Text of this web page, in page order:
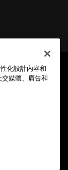
化設計內容和
媒體、廣告和